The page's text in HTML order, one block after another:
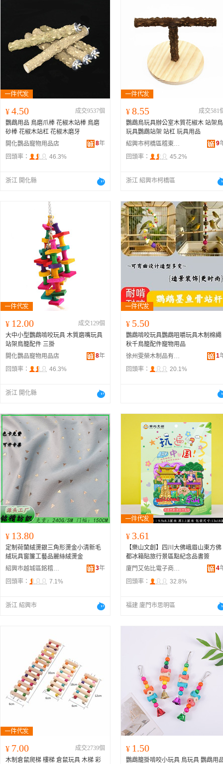
¥ 4.50
成交9537個
鸚鵡用品 鳥磨爪棒 花椒木站棒 鳥磨
砂棒 花椒木站杠 花椒木磨牙
開化鸚品寵物用品店
8年
回頭率：
46.3%
浙江 開化縣
¥ 8.55
成交581
鸚鵡鳥玩具辦公室木質花椒木 站架鳥
玩具鸚鵡站架 站杠 玩具用品
紹興市柯橋區稽東龍龍寵物用品店
9
回頭率：
45.2%
浙江 紹興市柯橋區
¥ 12.00
成交129個
大中小型鸚鵡啃咬玩具 木質磨嘴玩具
站架鳥籠配件 三掛
開化鸚品寵物用品店
8年
回頭率：
46.3%
浙江 開化縣
¥ 5.50
鸚鵡啃咬玩具鸚鵡咀嚼玩具木制棉繩
秋千鳥籠配件寵物用品
徐州雯榮木制品有限公司
1
回頭率：
20.1%
¥ 13.80
定制荷蘭絨燙銀三角形燙金小清新毛
絨玩具窗簾工藝品麗絲絨燙金
紹興市越城區銘稽紡織廠
3年
回頭率：
7.1%
浙江 紹興市
¥ 3.61
【樂山文創】四川大佛峨眉山東方佛
都冰箱貼旅行景區點紀念品書簽
廈門艾佑比電子商務有限公司
4
回頭率：
32.8%
福建 廈門市思明區
¥ 7.00
成交2739個
木制倉鼠爬梯 樓梯 倉鼠玩具 木梯 彩
¥ 1.50
鸚鵡籠掛啃咬小玩具 鳥玩具 鸚鵡用